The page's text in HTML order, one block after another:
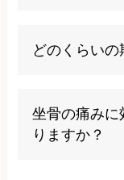
原因や重症度
切な対処が改
どのくらいの
療を受けるこ
とが多いです
を要することが
坐骨の痛みに
りますか？